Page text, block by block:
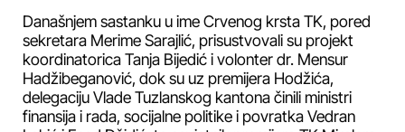
Današnjem sastanku u ime Crvenog krsta TK, pored
sekretara Merime Sarajlić, prisustvovali su projekt
koordinatorica Tanja Bijedić i volonter dr. Mensur
Hadžibeganović, dok su uz premijera Hodžića,
delegaciju Vlade Tuzlanskog kantona činili ministri
finansija i rada, socijalne politike i povratka Vedran